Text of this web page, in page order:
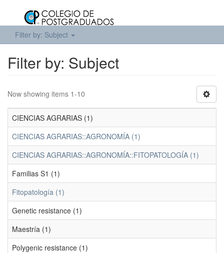
Filter by: Subject
Filter by: Subject
Now showing items 1-10
CIENCIAS AGRARIAS (1)
CIENCIAS AGRARIAS::AGRONOMÍA (1)
CIENCIAS AGRARIAS::AGRONOMÍA::FITOPATOLOGÍA (1)
Familias S1 (1)
Fitopatología (1)
Genetic resistance (1)
Maestría (1)
Polygenic resistance (1)